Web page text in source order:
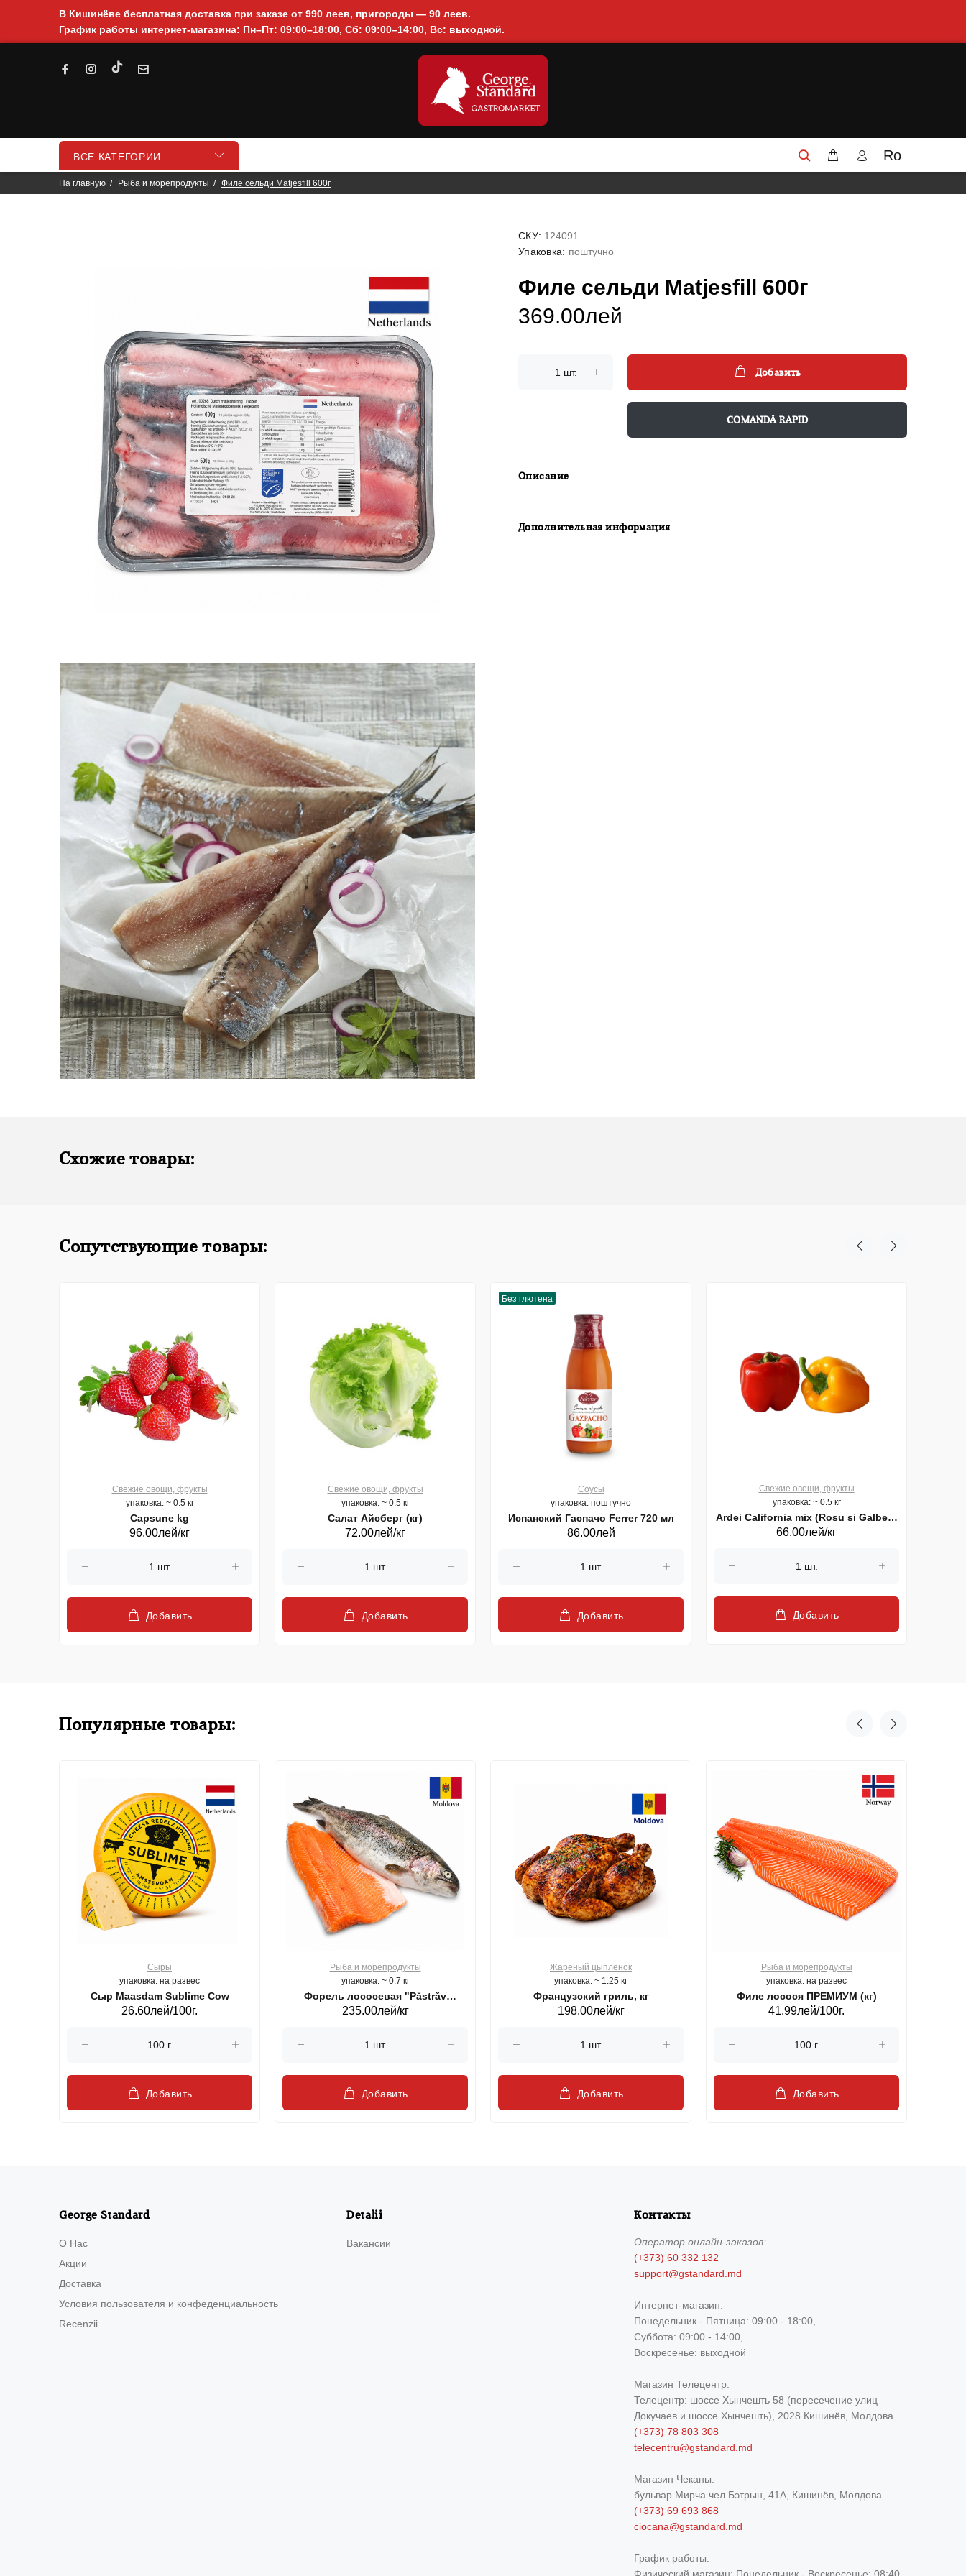
В Кишинёве бесплатная доставка при заказе от 990 леев, пригороды — 90 леев.
График работы интернет-магазина: Пн–Пт: 09:00–18:00, Сб: 09:00–14:00, Вс: выходной.
ВСЕ КАТЕГОРИИ Ro
На главную Рыба и морепродукты Филе сельди Matjesfill 600г
СКУ: 124091
Упаковка: поштучно
Филе сельди Matjesfill 600г
369.00лей
Добавить
COMANDĂ RAPID
Описание
Дополнительная информация
Схожие товары:
Сопутствующие товары:
Свежие овощи, фрукты
упаковка: ~ 0.5 кг
Capsune kg
96.00лей/кг
Добавить
Свежие овощи, фрукты
упаковка: ~ 0.5 кг
Салат Айсберг (кг)
72.00лей/кг
Добавить
Без глютена
Соусы
упаковка: поштучно
Испанский Гаспачо Ferrer 720 мл
86.00лей
Добавить
Свежие овощи, фрукты
упаковка: ~ 0.5 кг
Ardei California mix (Rosu si Galben)
8%, kg
66.00лей/кг
Добавить
Популярные товары:
Сыры
упаковка: на развес
Сыр Maasdam Sublime Cow
26.60лей/100г.
Добавить
Рыба и морепродукты
упаковка: ~ 0.7 кг
Форель лососевая "Păstrăv
Moldovenesc"
235.00лей/кг
Добавить
Жареный цыпленок
упаковка: ~ 1.25 кг
Французский гриль, кг
198.00лей/кг
Добавить
Рыба и морепродукты
упаковка: на развес
Филе лосося ПРЕМИУМ (кг)
41.99лей/100г.
Добавить
George Standard
О Нас
Акции
Доставка
Условия пользователя и конфеденциальность
Recenzii
Detalii
Вакансии
Контакты
Операторонлайн-заказов:
(+373) 60 332 132
support@gstandard.md
Интернет-магазин:
Понедельник - Пятница: 09:00 - 18:00,
Суббота: 09:00 - 14:00,
Воскресенье: выходной
Магазин Телецентр:
Телецентр: шоссе Хынчешть 58 (пересечение улиц
Докучаев и шоссе Хынчешть), 2028 Кишинёв, Молдова
(+373) 78 803 308
telecentru@gstandard.md
Магазин Чеканы:
бульвар Мирча чел Бэтрын, 41A, Кишинёв, Молдова
(+373) 69 693 868
ciocana@gstandard.md
График работы: